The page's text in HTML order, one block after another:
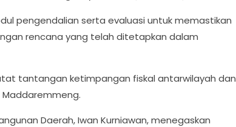
pengendalian serta evaluasi untuk memastikan
rencana yang telah ditetapkan dalam
tantangan ketimpangan fiskal antarwilayah dan
Daerah, Iwan Kurniawan, menegaskan